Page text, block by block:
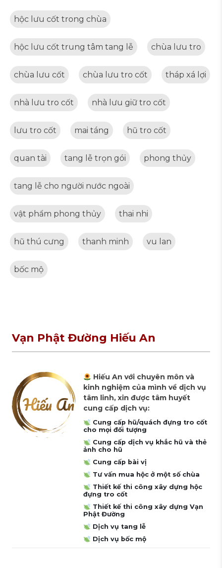
hộc lưu cốt trong chùa
hộc lưu cốt trung tâm tang lễ chùa lưu tro
chùa lưu cốt chùa lưu tro cốt tháp xá lợi
nhà lưu tro cốt nhà lưu giữ tro cốt
lưu tro cốt mai táng hũ tro cốt
quan tài tang lễ trọn gói phong thủy
tang lễ cho người nước ngoài
vật phẩm phong thủy thai nhi
hũ thú cưng thanh minh vu lan
bốc mộ
Vạn Phật Đường Hiếu An
Hiếu An với chuyên môn và
kinh nghiệm của mình về dịch vụ
tâm linh, xin được tâm huyết
cung cấp dịch vụ:
Cung cấp hũ/quách đựng tro cốt
cho mọi đối tượng
Cung cấp dịch vụ khắc hũ và thẻ
ảnh cho hũ
Cung cấp bài vị
Tư vấn mua hộc ở một số chùa
Thiết kế thi công xây dựng hộc
đựng tro cốt
Thiết kế thi công xây dựng Vạn
Phật Đường
Dịch vụ tang lễ
Dịch vụ bốc mộ